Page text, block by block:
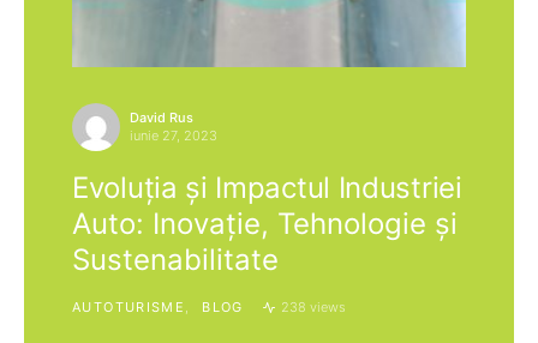
David Rus
iunie 27, 2023
Evoluția și Impactul Industriei
Auto: Inovație, Tehnologie și
Sustenabilitate
AUTOTURISME BLOG 238 views